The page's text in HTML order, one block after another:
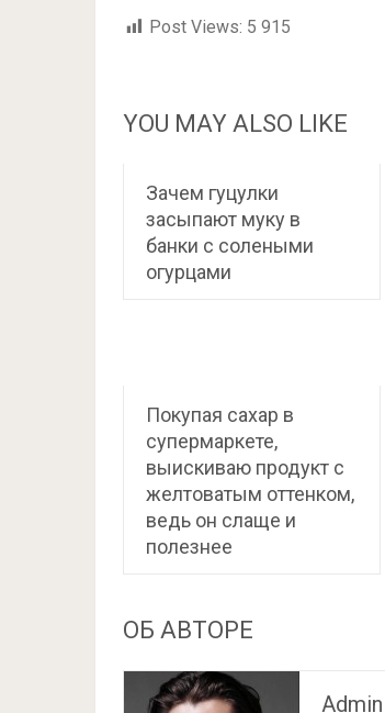
Post Views: 5 915
YOU MAY ALSO LIKE
Зачем гуцулки
засыпают муку в
банки с солеными
огурцами
Покупая сахар в
супермаркете,
выискиваю продукт с
желтоватым оттенком,
ведь он слаще и
полезнее
ОБ АВТОРЕ
Admin